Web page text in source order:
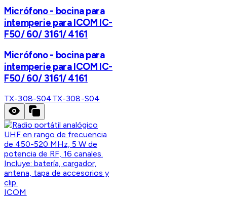
Micrófono - bocina para
intemperie para ICOM IC-
F50/ 60/ 3161/ 4161
Micrófono - bocina para
intemperie para ICOM IC-
F50/ 60/ 3161/ 4161
TX-308-S04TX-308-S04
ICOM